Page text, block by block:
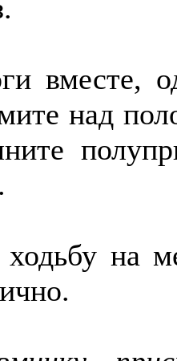
вместе,
над
ходьбу на